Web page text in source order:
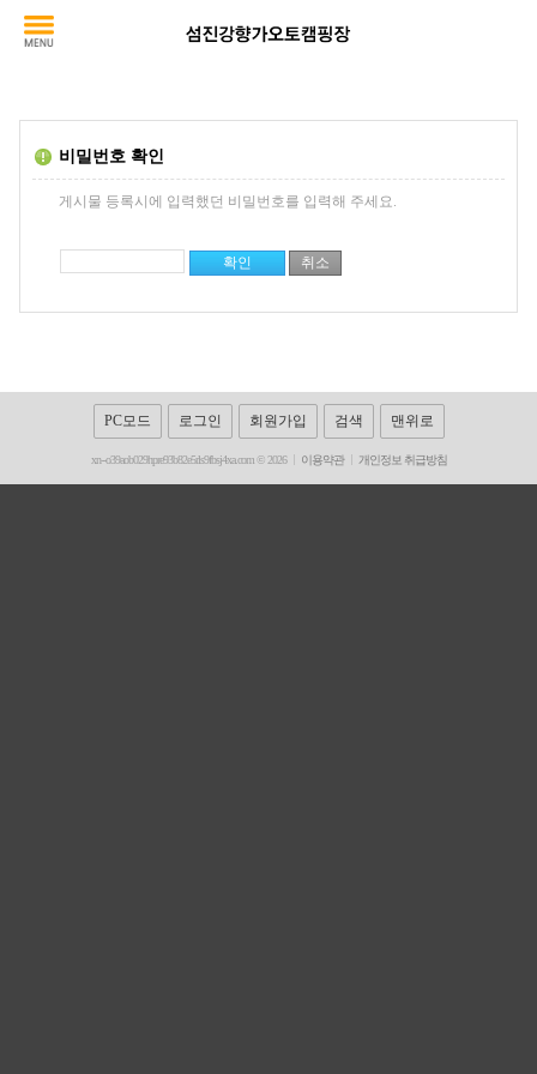
비밀번호 확인
게시물 등록시에 입력했던 비밀번호를 입력해 주세요.
PC모드 로그인 회원가입 검색 맨위로
xn--o39aob029hpre93b82e5rls9fbsj4xa.com © 2026 이용약관 개인정보 취급방침